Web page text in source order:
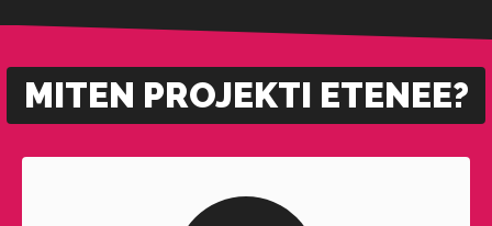
MITEN PROJEKTI ETENEE?